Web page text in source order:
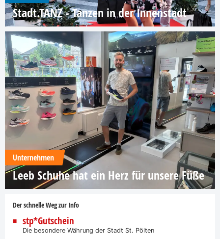
Stadt.TANZ - Tanzen in der Innenstadt
Unternehmen
Leeb Schuhe hat ein Herz für unsere Füße
Der schnelle Weg zur Info
stp*Gutschein
Die besondere Währung der Stadt St. Pölten